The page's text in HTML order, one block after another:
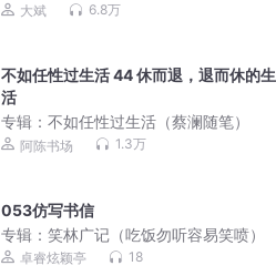
大斌 6.8万
不如任性过生活 44 休而退，退而休的生
活
专辑： 不如任性过生活（蔡澜随笔）
阿陈书场 1.3万
053仿写书信
专辑： 笑林广记（吃饭勿听容易笑喷）
卓睿炫颖亭 18